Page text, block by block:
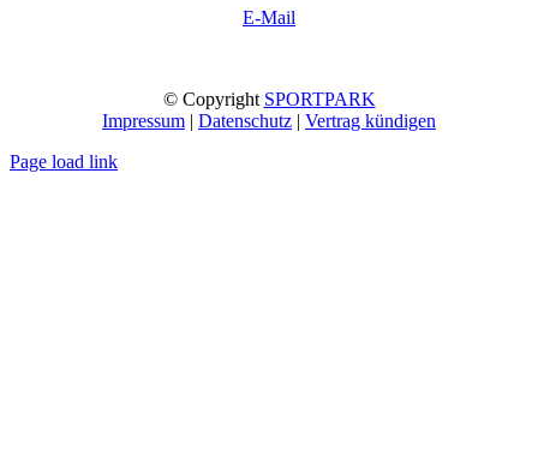
E-Mail
© Copyright SPORTPARK
Impressum | Datenschutz | Vertrag kündigen
Page load link